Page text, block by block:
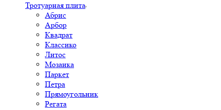
Тротуарная плита
Абрис
Арбор
Квадрат
Классико
Литос
Мозаика
Паркет
Петра
Прямоугольник
Регата